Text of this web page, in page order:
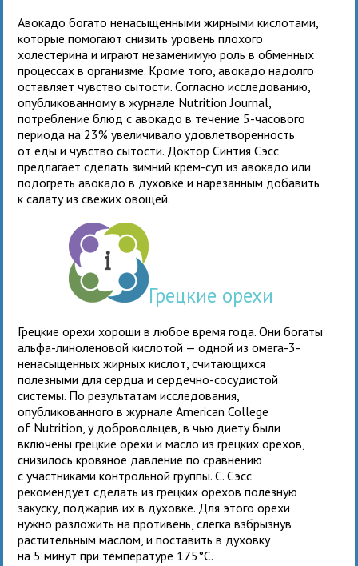
Авокадо богато ненасыщенными жирными кислотами,
которые помогают снизить уровень плохого
холестерина и играют незаменимую роль в обменных
процессах в организме. Кроме того, авокадо надолго
оставляет чувство сытости. Согласно исследованию,
опубликованному в журнале Nutrition Journal,
потребление блюд с авокадо в течение 5-часового
периода на 23% увеличивало удовлетворенность
от еды и чувство сытости. Доктор Синтия Сэсс
предлагает сделать зимний крем-суп из авокадо или
подогреть авокадо в духовке и нарезанным добавить
к салату из свежих овощей.
Грецкие орехи
Грецкие орехи хороши в любое время года. Они богаты
альфа-линоленовой кислотой — одной из омега-3-
ненасыщенных жирных кислот, считающихся
полезными для сердца и сердечно-сосудистой
системы. По результатам исследования,
опубликованного в журнале American College
of Nutrition, у добровольцев, в чью диету были
включены грецкие орехи и масло из грецких орехов,
снизилось кровяное давление по сравнению
с участниками контрольной группы. С. Сэсс
рекомендует сделать из грецких орехов полезную
закуску, поджарив их в духовке. Для этого орехи
нужно разложить на противень, слегка взбрызнув
растительным маслом, и поставить в духовку
на 5 минут при температуре 175°С.